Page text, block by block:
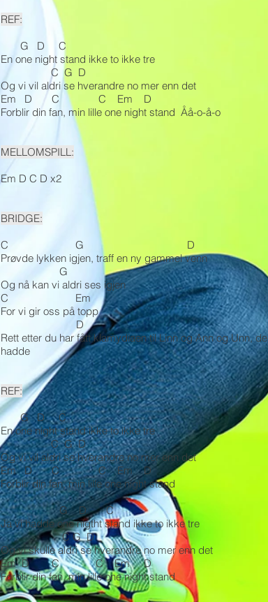
REF:
G D C
En one night stand ikke to ikke tre
C G D
Og vi vil aldri se hverandre no mer enn det
Em D C C Em D
Forblir din fan, min lille one night stand Åå-o-å-o
MELLOMSPILL:
Em D C D x2
BRIDGE:
C G D
Prøvde lykken igjen, traff en ny gammel venn
G
Og nå kan vi aldri ses igjen
C Em
For vi gir oss på topp
D
Rett etter du har fått klamydiaen til Linn og Ann og Unn, de
hadde
REF:
G D C
En one night stand ikke to ikke tre
C G D
Og vi vil aldri se hverandre no mer enn det
Em D C C Em D
Forblir din fan, min lille one night stand
G D C
Ja vi hadde one nigtht stand ikke to ikke tre
C G D
Og vi skulle aldri se hverandre no mer enn det
Em D C C Em D
Forblir din fan, min lille one night stand